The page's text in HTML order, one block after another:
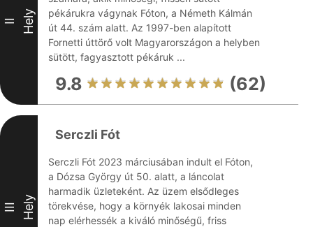
II Hely
pékárukra vágynak Fóton, a Németh Kálmán
út 44. szám alatt. Az 1997-ben alapított
Fornetti úttörő volt Magyarországon a helyben
sütött, fagyasztott pékáruk ...
9.8 (62)
III Hely
Serczli Fót
Serczli Fót 2023 márciusában indult el Fóton,
a Dózsa György út 50. alatt, a láncolat
harmadik üzleteként. Az üzem elsődleges
törekvése, hogy a környék lakosai minden
nap elérhessék a kiváló minőségű, friss